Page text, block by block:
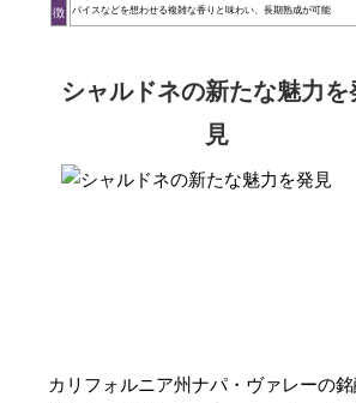
徴
パイスなどを想わせる複雑な香りと味わい、長期熟成が可能
シャルドネの新たな魅力を
見
カリフォルニア州ナパ・ヴァレーの銘